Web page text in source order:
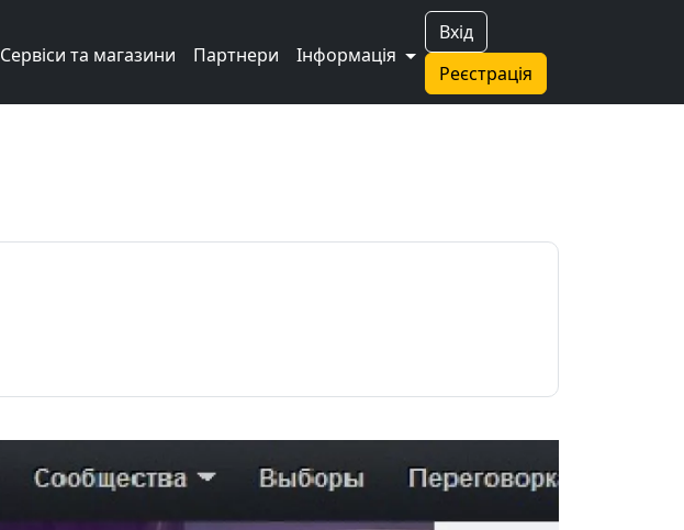
Вхід
Реєстрація
Сервіси та магазини Партнери Інформація